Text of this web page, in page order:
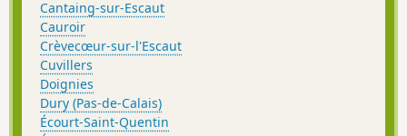
Cantaing-sur-Escaut
Cauroir
Crèvecœur-sur-l'Escaut
Cuvillers
Doignies
Dury (Pas-de-Calais)
Écourt-Saint-Quentin